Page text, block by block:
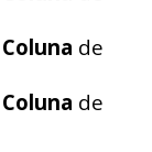
de
de